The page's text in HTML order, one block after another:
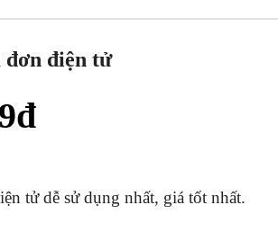
đơn điện tử
đ
tử dễ sử dụng nhất, giá tốt nhất.